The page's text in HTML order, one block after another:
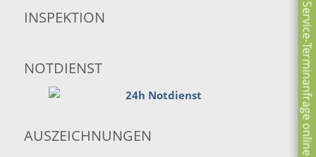
Service-Terminanfrage online
INSPEKTION
NOTDIENST
AUSZEICHNUNGEN